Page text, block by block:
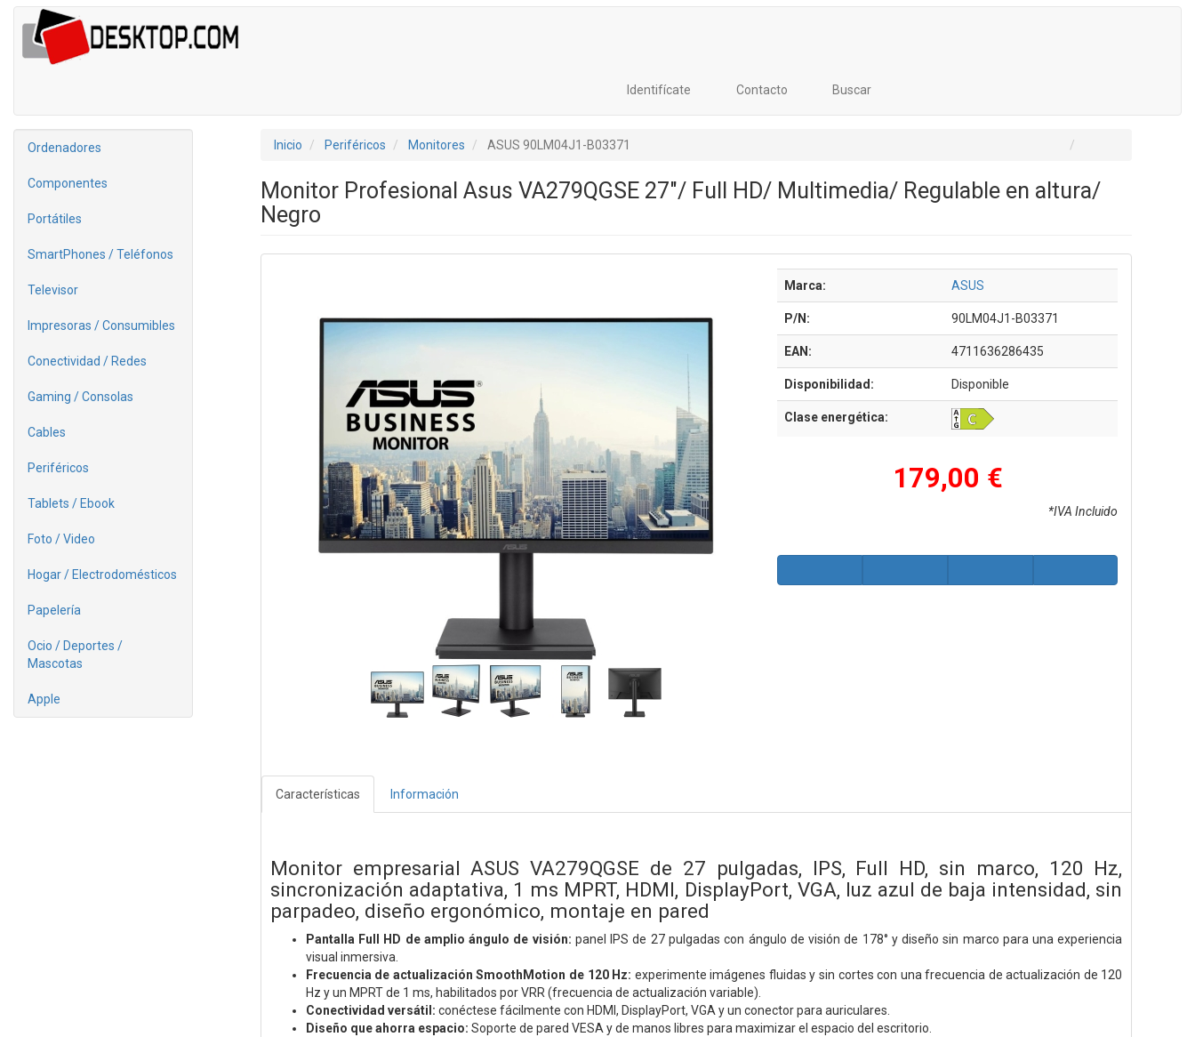
Identifícate Contacto Buscar
Ordenadores
Componentes
Portátiles
SmartPhones / Teléfonos
Televisor
Impresoras / Consumibles
Conectividad / Redes
Gaming / Consolas
Cables
Periféricos
Tablets / Ebook
Foto / Video
Hogar / Electrodomésticos
Papelería
Ocio / Deportes /
Mascotas
Apple
Inicio Periféricos Monitores ASUS 90LM04J1-B03371
Monitor Profesional Asus VA279QGSE 27"/ Full HD/ Multimedia/ Regulable en altura/
Negro
Marca: ASUS
P/N: 90LM04J1-B03371
EAN: 4711636286435
Disponibilidad: Disponible
Clase energética:
179,00 €
*IVA Incluido
Características Información
Monitor empresarial ASUS VA279QGSE de 27 pulgadas, IPS, Full HD, sin marco, 120 Hz,
sincronización adaptativa, 1 ms MPRT, HDMI, DisplayPort, VGA, luz azul de baja intensidad, sin
parpadeo, diseño ergonómico, montaje en pared
Pantalla Full HD de amplio ángulo de visión: panel IPS de 27 pulgadas con ángulo de visión de 178° y diseño sin marco para una experiencia
visual inmersiva.
Frecuencia de actualización SmoothMotion de 120 Hz: experimente imágenes fluidas y sin cortes con una frecuencia de actualización de 120
Hz y un MPRT de 1 ms, habilitados por VRR (frecuencia de actualización variable).
Conectividad versátil: conéctese fácilmente con HDMI, DisplayPort, VGA y un conector para auriculares.
Diseño que ahorra espacio: Soporte de pared VESA y de manos libres para maximizar el espacio del escritorio.